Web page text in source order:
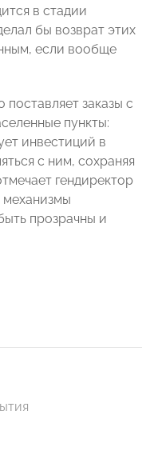
в стадии
бы возврат этих
если вообще
заказы с
пункты:
инвестиций в
с ним, сохраняя
гендиректор
прозрачны и